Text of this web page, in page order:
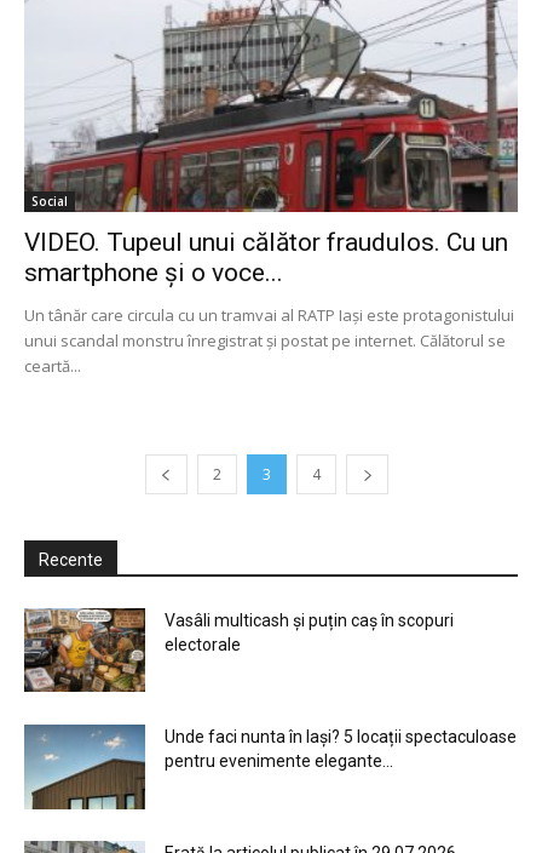
Social
VIDEO. Tupeul unui călător fraudulos. Cu un
smartphone şi o voce...
Un tânăr care circula cu un tramvai al RATP Iaşi este protagonistului
unui scandal monstru înregistrat şi postat pe internet. Călătorul se
ceartă...
2 3 4
Recente
Vasâli multicash și puțin caș în scopuri
electorale
Unde faci nunta în Iași? 5 locații spectaculoase
pentru evenimente elegante...